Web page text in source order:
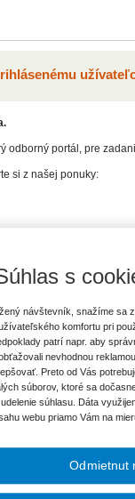
odborný portál, pre
si z našej ponuky:
otázky, prípadne prístup
Komplexné právne predpisy
a komunitných portálov
s
návštevník, snažíme sa
komfortu pri
patrí napr. aby
nevhodnou
Preto od Vás
súborov, ktoré sa
súhlasu. Dáta
webu priamo Vám na
Odmietnut